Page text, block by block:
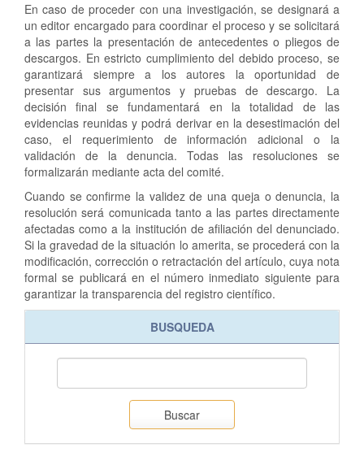
En caso de proceder con una investigación, se designará a
un editor encargado para coordinar el proceso y se solicitará
a las partes la presentación de antecedentes o pliegos de
descargos. En estricto cumplimiento del debido proceso, se
garantizará siempre a los autores la oportunidad de
presentar sus argumentos y pruebas de descargo. La
decisión final se fundamentará en la totalidad de las
evidencias reunidas y podrá derivar en la desestimación del
caso, el requerimiento de información adicional o la
validación de la denuncia. Todas las resoluciones se
formalizarán mediante acta del comité.
Cuando se confirme la validez de una queja o denuncia, la
resolución será comunicada tanto a las partes directamente
afectadas como a la institución de afiliación del denunciado.
Si la gravedad de la situación lo amerita, se procederá con la
modificación, corrección o retractación del artículo, cuya nota
formal se publicará en el número inmediato siguiente para
garantizar la transparencia del registro científico.
BUSQUEDA
Buscar